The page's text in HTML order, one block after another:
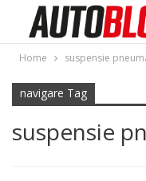
Home suspensie
navigare Tag
suspensie